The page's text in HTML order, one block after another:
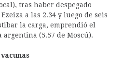
tras haber despegado
a las 2.34 y luego de seis
la carga, emprendió el
argentina (5.57 de Moscú).